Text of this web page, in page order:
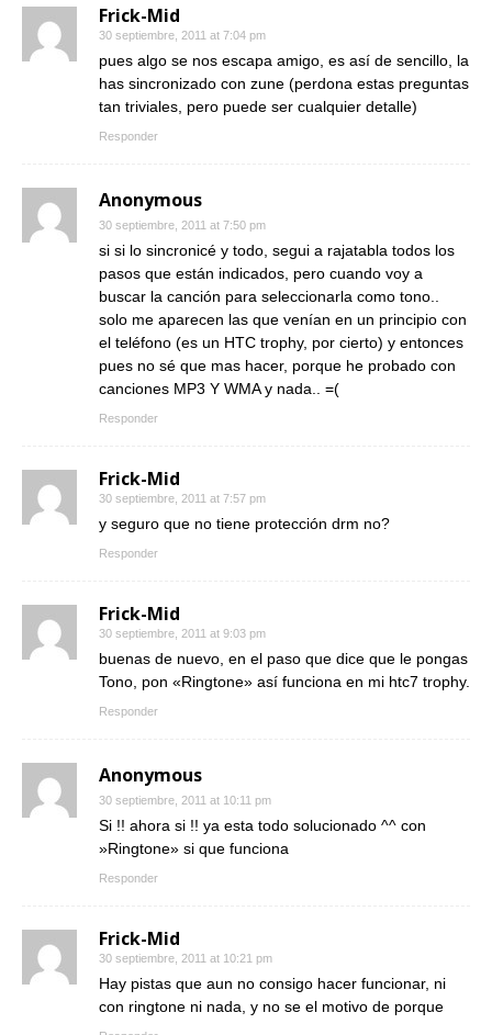
Frick-Mid
30 septiembre, 2011 at 7:04 pm
pues algo se nos escapa amigo, es así de sencillo, la
has sincronizado con zune (perdona estas preguntas
tan triviales, pero puede ser cualquier detalle)
Responder
Anonymous
30 septiembre, 2011 at 7:50 pm
si si lo sincronicé y todo, segui a rajatabla todos los
pasos que están indicados, pero cuando voy a
buscar la canción para seleccionarla como tono..
solo me aparecen las que venían en un principio con
el teléfono (es un HTC trophy, por cierto) y entonces
pues no sé que mas hacer, porque he probado con
canciones MP3 Y WMA y nada.. =(
Responder
Frick-Mid
30 septiembre, 2011 at 7:57 pm
y seguro que no tiene protección drm no?
Responder
Frick-Mid
30 septiembre, 2011 at 9:03 pm
buenas de nuevo, en el paso que dice que le pongas
Tono, pon «Ringtone» así funciona en mi htc7 trophy.
Responder
Anonymous
30 septiembre, 2011 at 10:11 pm
Si !! ahora si !! ya esta todo solucionado ^^ con
»Ringtone» si que funciona
Responder
Frick-Mid
30 septiembre, 2011 at 10:21 pm
Hay pistas que aun no consigo hacer funcionar, ni
con ringtone ni nada, y no se el motivo de porque